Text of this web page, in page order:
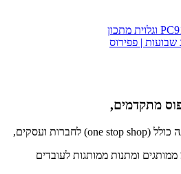
מתקדמים,
ומתנות ממותגות לעובדים